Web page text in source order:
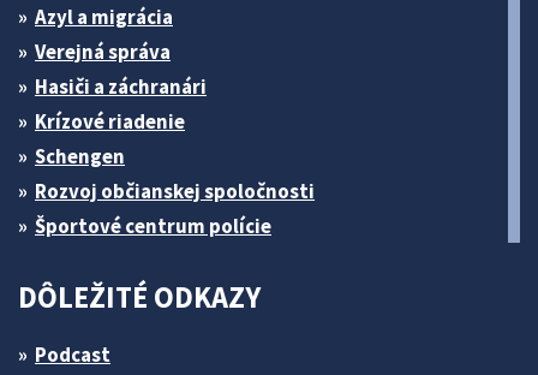
Azyl a migrácia
Verejná správa
Hasiči a záchranári
Krízové riadenie
Schengen
Rozvoj občianskej spoločnosti
Športové centrum polície
DÔLEŽITÉ ODKAZY
Podcast